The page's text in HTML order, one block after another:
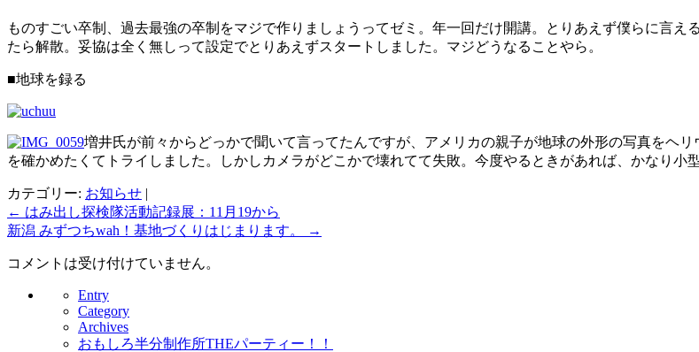
ものすごい卒制、過去最強の卒制をマジで作りましょうってゼミ。年一回だけ開講。とりあえず僕らに言
たら解散。妥協は全く無しって設定でとりあえずスタートしました。マジどうなることやら。
■地球を録る
増井氏が前々からどっかで聞いて言ってたんですが、アメリカの親子が地球の外形の写真をヘ
を確かめたくてトライしました。しかしカメラがどこかで壊れてて失敗。今度やるときがあれば、かなり小
カテゴリー: お知らせ |
← はみ出し探検隊活動記録展：11月19から
新潟 みずつちwah！基地づくりはじまります。
→
コメントは受け付けていません。
Entry
Category
Archives
おもしろ半分制作所THEパーティー！！